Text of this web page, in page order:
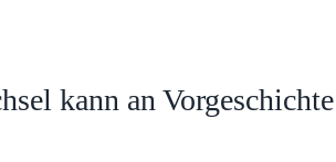
kann an Vorgeschichte